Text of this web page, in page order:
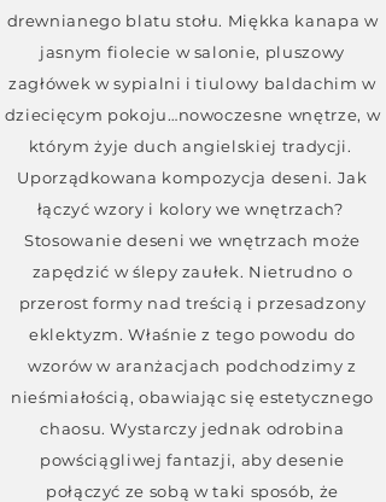
drewnianego blatu stołu. Miękka kanapa w
jasnym fiolecie w salonie, pluszowy
zagłówek w sypialni i tiulowy baldachim w
dziecięcym pokoju…nowoczesne wnętrze, w
którym żyje duch angielskiej tradycji.
Uporządkowana kompozycja deseni. Jak
łączyć wzory i kolory we wnętrzach?
Stosowanie deseni we wnętrzach może
zapędzić w ślepy zaułek. Nietrudno o
przerost formy nad treścią i przesadzony
eklektyzm. Właśnie z tego powodu do
wzorów w aranżacjach podchodzimy z
nieśmiałością, obawiając się estetycznego
chaosu. Wystarczy jednak odrobina
powściągliwej fantazji, aby desenie
połączyć ze sobą w taki sposób, że